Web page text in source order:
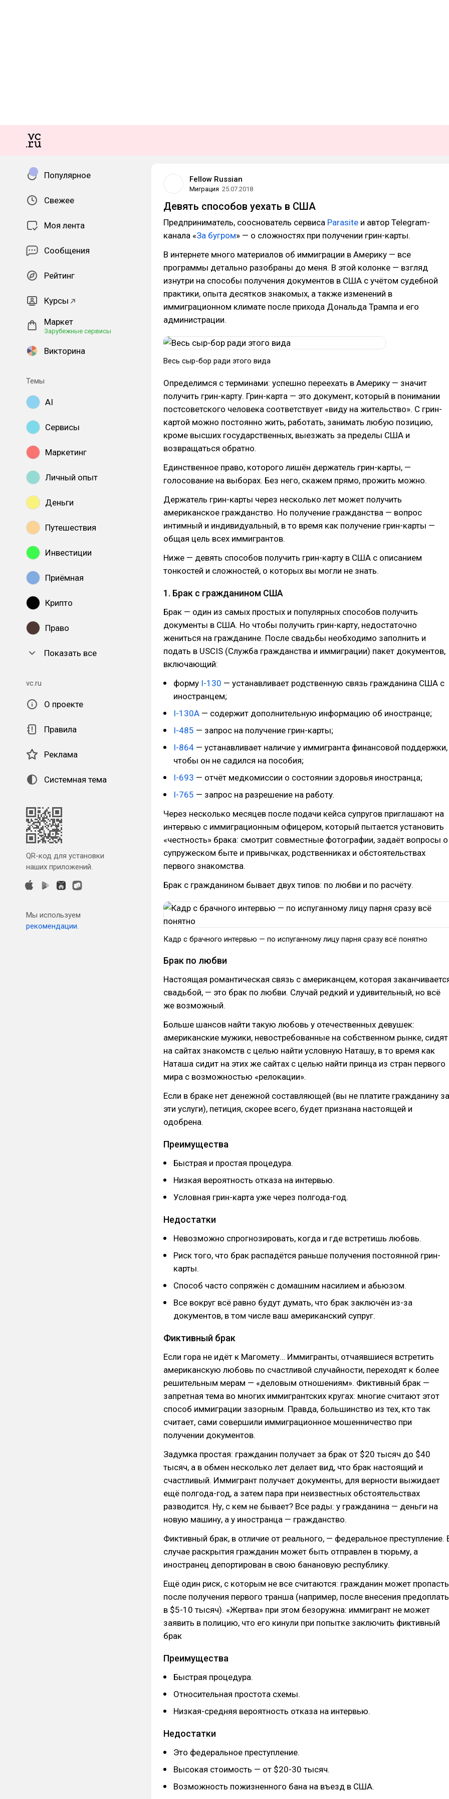
Популярное
Свежее
Моя лента
Сообщения
Рейтинг
Курсы
Маркет
Зарубежные сервисы
Викторина
Темы
AI
Сервисы
Маркетинг
Личный опыт
Деньги
Путешествия
Инвестиции
Приёмная
Крипто
Право
Показать все
vc.ru
О проекте
Правила
Реклама
Системная тема
QR-код для установки
наших приложений.
Мы используем
рекомендации.
Fellow Russian
Миграция 25.07.2018
Девять способов уехать в США
Предприниматель, сооснователь сервиса Parasite и автор Telegram-
канала «За бугром» — о сложностях при получении грин-карты.
В интернете много материалов об иммиграции в Америку — все
программы детально разобраны до меня. В этой колонке — взгляд
изнутри на способы получения документов в США с учётом судебной
практики, опыта десятков знакомых, а также изменений в
иммиграционном климате после прихода Дональда Трампа и его
администрации.
Весь сыр-бор ради этого вида
Определимся с терминами: успешно переехать в Америку — значит
получить грин-карту. Грин-карта — это документ, который в понимании
постсоветского человека соответствует «виду на жительство». С грин-
картой можно постоянно жить, работать, занимать любую позицию,
кроме высших государственных, выезжать за пределы США и
возвращаться обратно.
Единственное право, которого лишён держатель грин-карты, —
голосование на выборах. Без него, скажем прямо, прожить можно.
Держатель грин-карты через несколько лет может получить
американское гражданство. Но получение гражданства — вопрос
интимный и индивидуальный, в то время как получение грин-карты —
общая цель всех иммигрантов.
Ниже — девять способов получить грин-карту в США с описанием
тонкостей и сложностей, о которых вы могли не знать.
1. Брак с гражданином США
Брак — один из самых простых и популярных способов получить
документы в США. Но чтобы получить грин-карту, недостаточно
жениться на гражданине. После свадьбы необходимо заполнить и
подать в USCIS (Служба гражданства и иммиграции) пакет документов,
включающий:
форму I-130 — устанавливает родственную связь гражданина США с
иностранцем;
I-130A — содержит дополнительную информацию об иностранце;
I-485 — запрос на получение грин-карты;
I-864 — устанавливает наличие у иммигранта финансовой поддержки,
чтобы он не садился на пособия;
I-693 — отчёт медкомиссии о состоянии здоровья иностранца;
I-765 — запрос на разрешение на работу.
Через несколько месяцев после подачи кейса супругов приглашают на
интервью с иммиграционным офицером, который пытается установить
«честность» брака: смотрит совместные фотографии, задаёт вопросы о
супружеском быте и привычках, родственниках и обстоятельствах
первого знакомства.
Брак с гражданином бывает двух типов: по любви и по расчёту.
Кадр с брачного интервью — по испуганному лицу парня сразу всё понятно
Брак по любви
Настоящая романтическая связь с американцем, которая
свадьбой, — это брак по любви. Случай редкий и удивительный, но всё
же возможный.
Больше шансов найти такую любовь у отечественных девушек:
американские мужики, невостребованные на собственном рынке, сидят
на сайтах знакомств с целью найти условную Наташу, в то время как
Наташа сидит на этих же сайтах с целью найти принца из стран первого
мира с возможностью «релокации».
Если в браке нет денежной составляющей (вы не платите гражданину за
эти услуги), петиция, скорее всего, будет признана настоящей и
одобрена.
Преимущества
Быстрая и простая процедура.
Низкая вероятность отказа на интервью.
Условная грин-карта уже через полгода-год.
Недостатки
Невозможно спрогнозировать, когда и где встретишь любовь.
Риск того, что брак распадётся раньше получения постоянной грин-
карты.
Способ часто сопряжён с домашним насилием и абьюзом.
Все вокруг всё равно будут думать, что брак заключён из-за
документов, в том числе ваш американский супруг.
Фиктивный брак
Если гора не идёт к Магомету… Иммигранты, отчаявшиеся встретить
американскую любовь по счастливой случайности, переходят к более
решительным мерам — «деловым отношениям». Фиктивный брак —
запретная тема во многих иммигрантских кругах: многие считают этот
способ иммиграции зазорным. Правда, большинство из тех, кто так
считает, сами совершили иммиграционное мошенничество при
получении документов.
Задумка простая: гражданин получает за брак от $20 тысяч до $40
тысяч, а в обмен несколько лет делает вид, что брак настоящий и
счастливый. Иммигрант получает документы, для верности выжидает
ещё полгода-год, а затем пара при неизвестных обстоятельствах
разводится. Ну, с кем не бывает? Все рады: у гражданина — деньги на
новую машину, а у иностранца — гражданство.
Фиктивный брак, в отличие от реального, — федеральное преступление.
случае раскрытия гражданин может быть отправлен в тюрьму, а
иностранец депортирован в свою банановую республику.
Ещё один риск, с которым не все считаются: гражданин может пропасть
после получения первого транша (например, после внесения
в $5-10 тысяч). «Жертва» при этом безоружна: иммигрант не может
заявить в полицию, что его кинули при попытке заключить фиктивный
брак
Преимущества
Быстрая процедура.
Относительная простота схемы.
Низкая-средняя вероятность отказа на интервью.
Недостатки
Это федеральное преступление.
Высокая стоимость — от $20-30 тысяч.
Возможность пожизненного бана на въезд в США.